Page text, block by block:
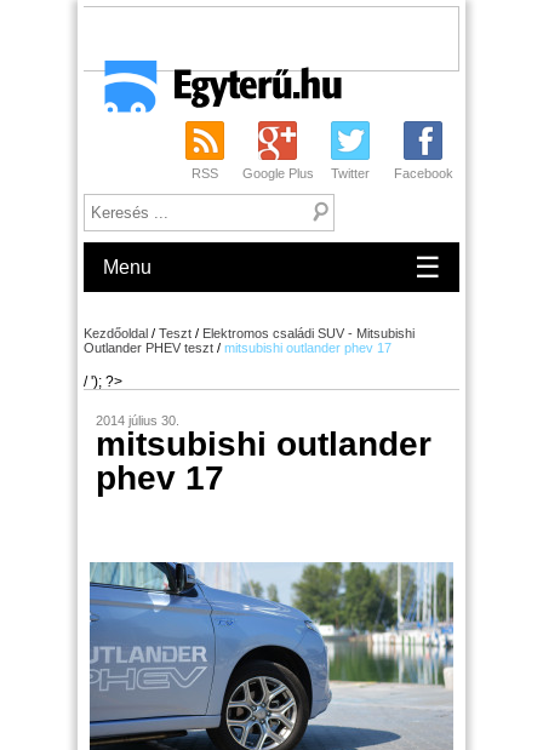
RSS Google Plus Twitter Facebook
Menu ☰
Kezdőoldal / Teszt / Elektromos családi SUV - Mitsubishi
Outlander PHEV teszt / mitsubishi outlander phev 17
/ '); ?>
2014 július 30.
mitsubishi outlander
phev 17